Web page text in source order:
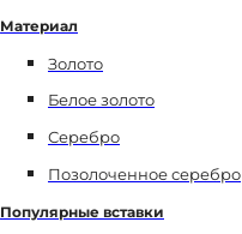
Материал
Золото
Белое золото
Серебро
Позолоченное серебро
Популярные вставки